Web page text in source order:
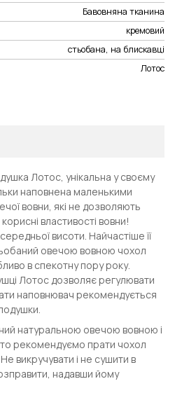
Бавовняна тканина
кремовий
стьобана, на блискавці
Лотос
Лотос, унікальна у своєму
наповнена маленькими
вовни, які не дозволяють
властивості вовни!
висоти. Найчастіше її
овечою вовною чохол
в спекотну пору року.
Лотос дозволяє регулювати
наповнювач рекомендується
натуральною овечою вовною і
рекомендуємо прати чохол
викручувати і не сушити в
надавши йому